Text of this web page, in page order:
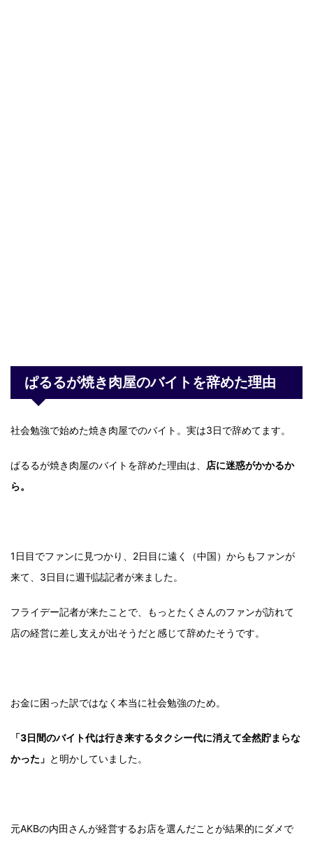
ぱるるが焼き肉屋のバイトを辞めた理由
社会勉強で始めた焼き肉屋でのバイト。実は3日で辞めてます。
ぱるるが焼き肉屋のバイトを辞めた理由は、
店に迷惑がかかるか
ら。
1日目でファンに見つかり、2日目に遠く（中国）からもファンが
来て、3日目に週刊誌記者が来ました。
フライデー記者が来たことで、もっとたくさんのファンが訪れて
店の経営に差し支えが出そうだと感じて辞めたそうです。
お金に困った訳ではなく本当に社会勉強のため。
「3日間のバイト代は行き来するタクシー代に消えて全然貯まらな
かった」 と明かしていました。
元AKBの内田さんが経営するお店を選んだことが結果的にダメで